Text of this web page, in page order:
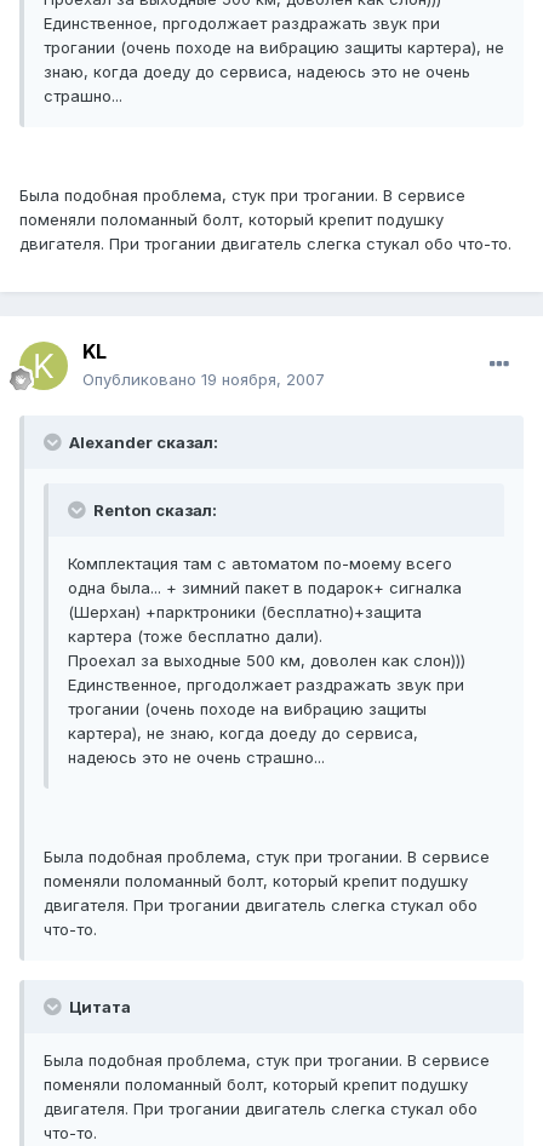
Единственное, пргодолжает раздражать звук при
трогании (очень походе на вибрацию защиты картера), не
знаю, когда доеду до сервиса, надеюсь это не очень
страшно...
Была подобная проблема, стук при трогании. В сервисе
поменяли поломанный болт, который крепит подушку
двигателя. При трогании двигатель слегка стукал обо что-то.
KL
Опубликовано 19 ноября, 2007
Alexander сказал:
Renton сказал:
Комплектация там с автоматом по-моему всего
одна была... + зимний пакет в подарок+ сигналка
(Шерхан) +парктроники (бесплатно)+защита
картера (тоже бесплатно дали).
Проехал за выходные 500 км, доволен как слон)))
Единственное, пргодолжает раздражать звук при
трогании (очень походе на вибрацию защиты
картера), не знаю, когда доеду до сервиса,
надеюсь это не очень страшно...
Была подобная проблема, стук при трогании. В сервисе
поменяли поломанный болт, который крепит подушку
двигателя. При трогании двигатель слегка стукал обо
что-то.
Цитата
Была подобная проблема, стук при трогании. В сервисе
поменяли поломанный болт, который крепит подушку
двигателя. При трогании двигатель слегка стукал обо
что-то.